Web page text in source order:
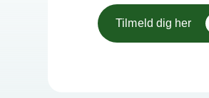
Tilmeld dig her